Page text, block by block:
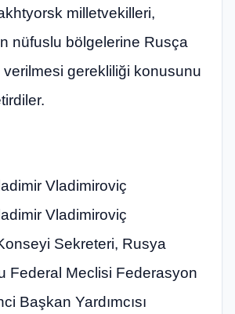
milletvekilleri,
nüfuslu bölgelerine Rusça
verilmesi gerekliliği konusunu
Vladimiroviç
Vladimiroviç
Sekreteri, Rusya
Federal Meclisi Federasyon
Başkan Yardımcısı